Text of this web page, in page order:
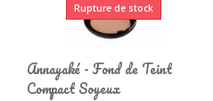
Rupture de stock
Annayaké - Fond de Teint
Compact Soyeux